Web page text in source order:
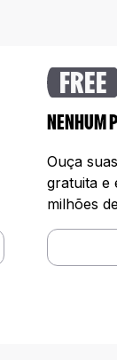
FREE
NENHUM
Ouça
gratuita e
milhões